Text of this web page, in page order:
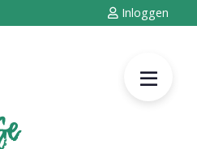
Inloggen